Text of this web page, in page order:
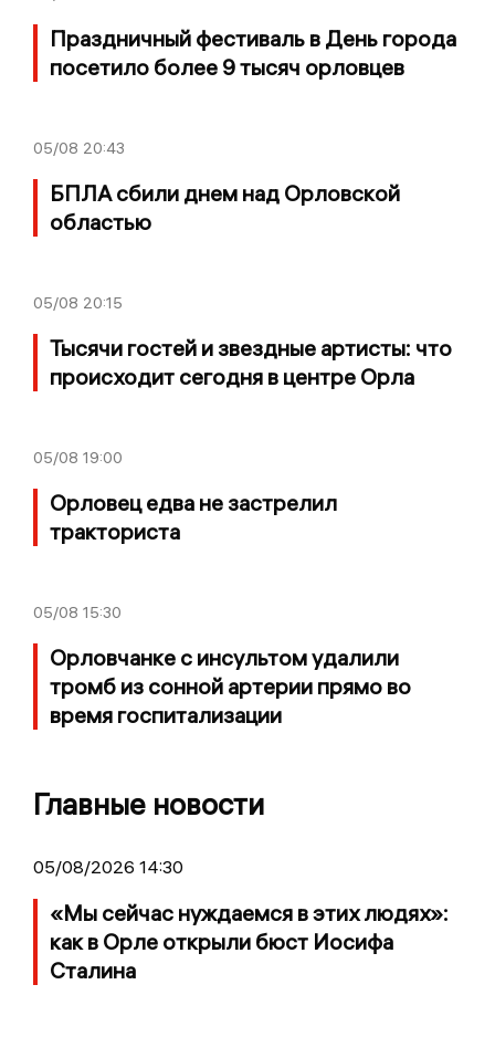
Праздничный фестиваль в День города
посетило более 9 тысяч орловцев
05/08 20:43
БПЛА сбили днем над Орловской
областью
05/08 20:15
Тысячи гостей и звездные артисты: что
происходит сегодня в центре Орла
05/08 19:00
Орловец едва не застрелил
тракториста
05/08 15:30
Орловчанке с инсультом удалили
тромб из сонной артерии прямо во
время госпитализации
Главные новости
05/08/2026 14:30
«Мы сейчас нуждаемся в этих людях»:
как в Орле открыли бюст Иосифа
Сталина